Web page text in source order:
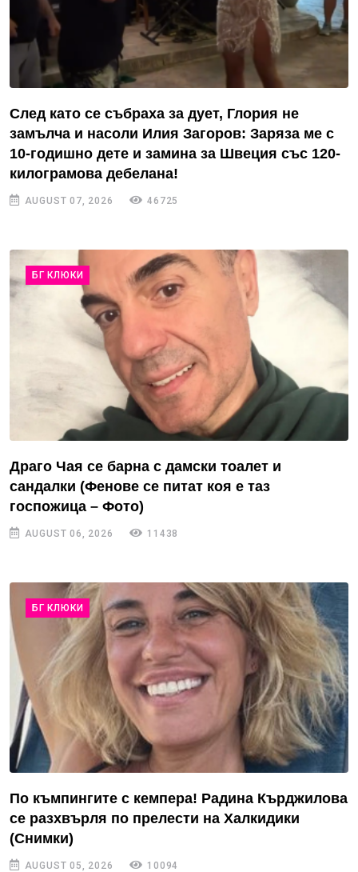
След като се събраха за дует, Глория не
замълча и насоли Илия Загоров: Заряза ме с
10-годишно дете и замина за Швеция със 120-
килограмова дебелана!
AUGUST 07, 2026 46725
БГ КЛЮКИ
Драго Чая се барна с дамски тоалет и
сандалки (Фенове се питат коя е таз
госпожица – Фото)
AUGUST 06, 2026 11438
БГ КЛЮКИ
По къмпингите с кемпера! Радина Кърджилова
се разхвърля по прелести на Халкидики
(Снимки)
AUGUST 05, 2026 10094